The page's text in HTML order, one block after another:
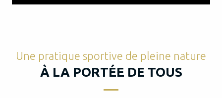
Une pratique sportive de pleine nature
À LA PORTÉE DE TOUS